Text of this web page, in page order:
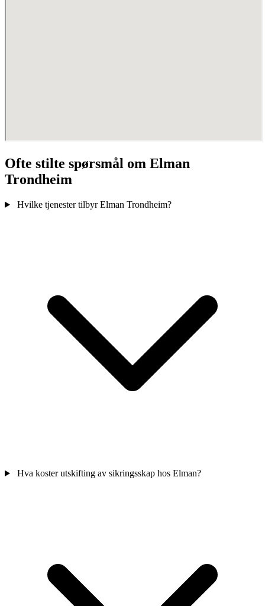
Ofte stilte spørsmål om Elman
Trondheim
Hvilke tjenester tilbyr Elman Trondheim?
Hva koster utskifting av sikringsskap hos Elman?